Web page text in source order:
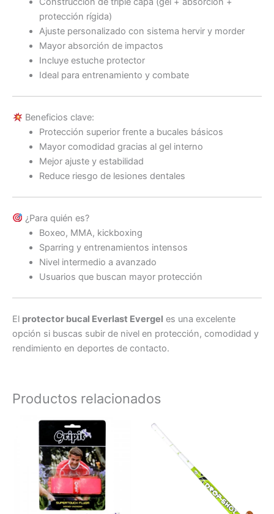
protección rígida)
Ajuste personalizado con sistema hervir y morder
Mayor absorción de impactos
Incluye estuche protector
Ideal para entrenamiento y combate
Beneficios clave:
Protección superior frente a bucales básicos
Mayor comodidad gracias al gel interno
Mejor ajuste y estabilidad
Reduce riesgo de lesiones dentales
¿Para quién es?
Boxeo, MMA, kickboxing
Sparring y entrenamientos intensos
Nivel intermedio a avanzado
Usuarios que buscan mayor protección
El protector bucal Everlast Evergel es una excelente
opción si buscas subir de nivel en protección, comodidad y
rendimiento en deportes de contacto.
Productos relacionados